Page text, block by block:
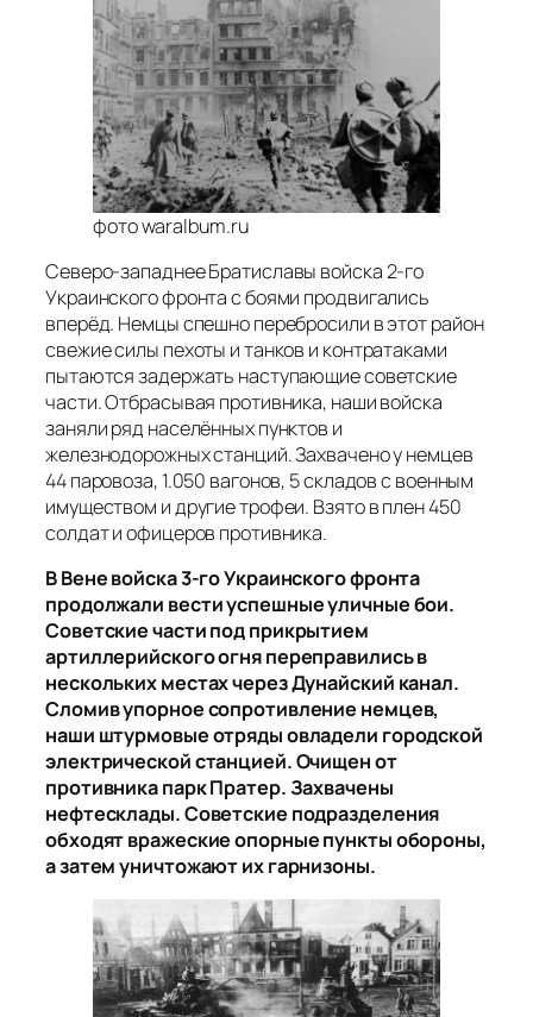
фото waralbum.ru
Северо-западнее Братиславы войска 2-го
Украинского фронта с боями продвигались
вперёд. Немцы спешно перебросили в этот район
свежие силы пехоты и танков и контратаками
пытаются задержать наступающие советские
части. Отбрасывая противника, наши войска
заняли ряд населённых пунктов и
железнодорожных станций. Захвачено у немцев
44 паровоза, 1.050 вагонов, 5 складов с военным
имуществом и другие трофеи. Взято в плен 450
солдат и офицеров противника.
В Вене войска 3-го Украинского фронта
продолжали вести успешные уличные бои.
Советские части под прикрытием
артиллерийского огня переправились в
нескольких местах через Дунайский канал.
Сломив упорное сопротивление немцев,
наши штурмовые отряды овладели городской
электрической станцией. Очищен от
противника парк Пратер. Захвачены
нефтесклады. Советские подразделения
обходят вражеские опорные пункты обороны,
а затем уничтожают их гарнизоны.